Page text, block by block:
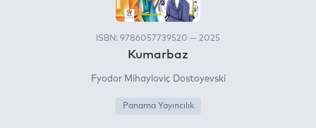
ISBN: 9786057739520 — 2025
Kumarbaz
Fyodor Mihayloviç Dostoyevski
Panama Yayıncılık